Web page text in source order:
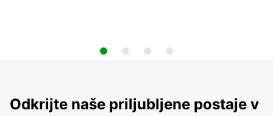
Odkrijte naše priljubljene postaje v